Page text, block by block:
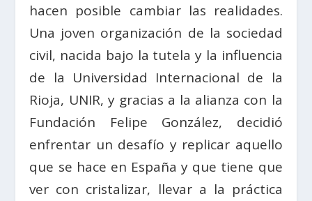
hacen posible cambiar las realidades.
Una joven organización de la sociedad
civil, nacida bajo la tutela y la influencia
de la Universidad Internacional de la
Rioja, UNIR, y gracias a la alianza con la
Fundación Felipe González, decidió
enfrentar un desafío y replicar aquello
que se hace en España y que tiene que
ver con cristalizar, llevar a la práctica